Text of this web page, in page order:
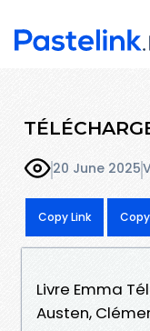
20 June 2025
Copy Link
Livre Emma
Austen,